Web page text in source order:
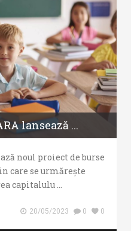
lansează ...
noul proiect de burse
care se urmărește
capitalulu ...
20/05/2023 0 0